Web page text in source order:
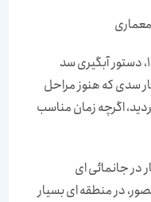
سی ام فروردین ماه 1386، دستور آبگیری سد
سدی که هنوز مراحل
اگرچه زمان مناسب
جانمائی ای
در منطقه ای بسیار